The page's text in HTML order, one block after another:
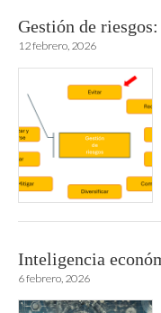
Gestión de
12 febrero, 2026
Inteligencia
6 febrero, 2026